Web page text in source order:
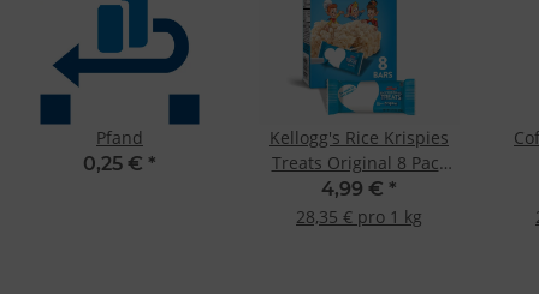
Pfand
0,25 € *
Kellogg's Rice Krispies
Treats Original 8 Pack
176g -MHD: 14.09.24-
4,99 € *
28,35 € pro 1 kg